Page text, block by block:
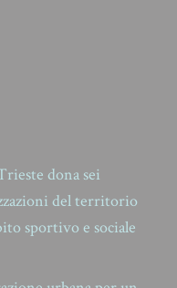
dona sei
del territorio
sportivo e sociale